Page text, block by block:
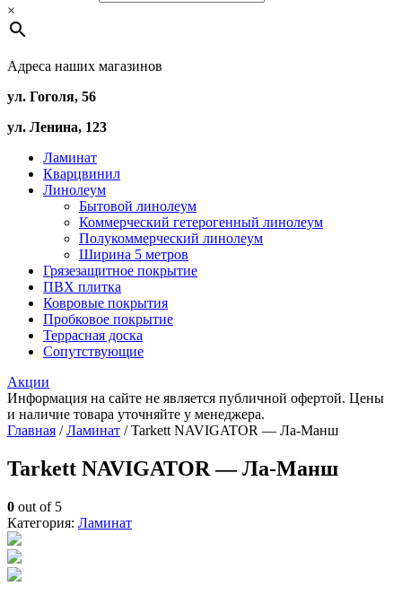
×
Адреса наших магазинов
ул. Гоголя, 56
ул. Ленина, 123
Ламинат
Кварцвинил
Линолеум
Бытовой линолеум
Коммерческий гетерогенный линолеум
Полукоммерческий линолеум
Ширина 5 метров
Грязезащитное покрытие
ПВХ плитка
Ковровые покрытия
Пробковое покрытие
Террасная доска
Сопутствующие
Акции
Информация на сайте не является публичной офертой. Цены
и наличие товара уточняйте у менеджера.
Главная /Ламинат / Tarkett NAVIGATOR — Ла-Манш
Tarkett NAVIGATOR — Ла-Манш
0 out of 5
Категория: Ламинат